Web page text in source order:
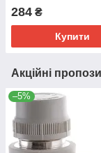
284 ₴
Купити
Акційні
–5%